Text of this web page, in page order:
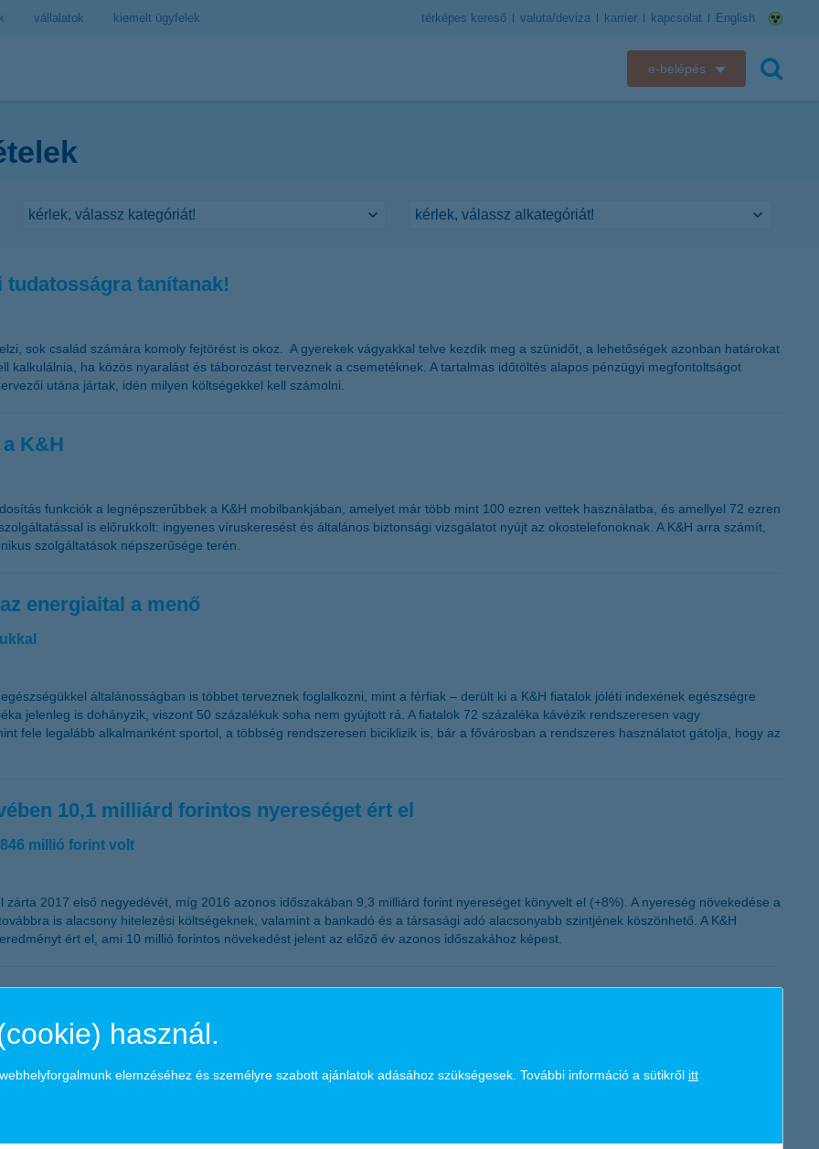
vállalatok kiemelt ügyfelek térképes kereső valuta/deviza karrier kapcsolat English
e-belépés
tanítanak!
sok család számára komoly fejtörést is okoz. A gyerekek vágyakkal telve kezdik meg a szünidőt, a lehetőségek azonban határokat
kalkulálnia, ha közös nyaralást és táborozást terveznek a csemetéknek. A tartalmas időtöltés alapos pénzügyi megfontoltságot
utána jártak, idén milyen költségekkel kell számolni.
K&H
funkciók a legnépszerűbbek a K&H mobilbankjában, amelyet már több mint 100 ezren vettek használatba, és amellyel 72 ezren
is előrukkolt: ingyenes víruskeresést és általános biztonsági vizsgálatot nyújt az okostelefonoknak. A K&H arra számít,
szolgáltatások népszerűsége terén.
energiaital a menő
általánosságban is többet terveznek foglalkozni, mint a férfiak – derült ki a K&H fiatalok jóléti indexének egészségre
jelenleg is dohányzik, viszont 50 százalékuk soha nem gyújtott rá. A fiatalok 72 százaléka kávézik rendszeresen vagy
fele legalább alkalmanként sportol, a többség rendszeresen biciklizik is, bár a fővárosban a rendszeres használatot gátolja, hogy az
10,1 milliárd forintos nyereséget ért el
millió forint volt
2017 első negyedévét, míg 2016 azonos időszakában 9,3 milliárd forint nyereséget könyvelt el (+8%). A nyereség növekedése a
is alacsony hitelezési költségeknek, valamint a bankadó és a társasági adó alacsonyabb szintjének köszönhető. A K&H
ért el, ami 10 millió forintos növekedést jelent az előző év azonos időszakához képest.
okosan, szülők és gyerekek közösen!
használ.
elemzéséhez és személyre szabott ajánlatok adásához szükségesek. További információ a sütikről itt